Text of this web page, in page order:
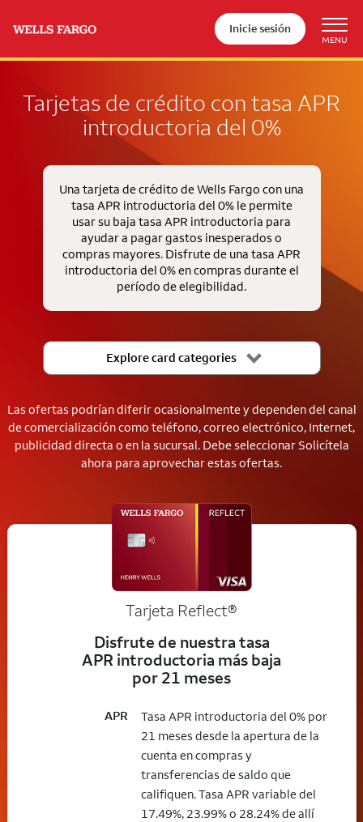
Inicie sesión
Tarjetas de crédito con tasa APR
introductoria del 0%
Una tarjeta de crédito de Wells Fargo con una
tasa APR introductoria del 0% le permite
usar su baja tasa APR introductoria para
ayudar a pagar gastos inesperados o
compras mayores. Disfrute de una tasa APR
introductoria del 0% en compras durante el
período de elegibilidad.
Explore card categories
Las ofertas podrían diferir ocasionalmente y dependen del canal
de comercialización como teléfono, correo electrónico, Internet,
publicidad directa o en la sucursal. Debe seleccionar Solicítela
ahora para aprovechar estas ofertas.
Tarjeta Reflect®
Disfrute de nuestra tasa
APR introductoria más baja
por 21 meses
APR
Tasa APR introductoria del 0% por
21 meses desde la apertura de la
cuenta en compras y
transferencias de saldo que
califiquen. Tasa APR variable del
17.49%, 23.99% o 28.24% de allí